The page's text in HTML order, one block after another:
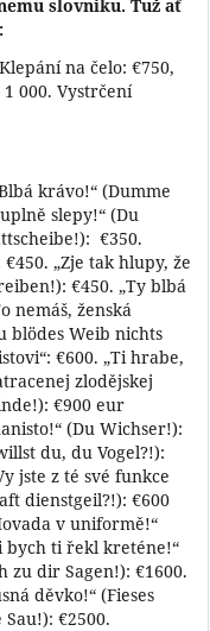
slovniku. Tuž ať
na čelo: €750,
000. Vystrčení
krávo!“ (Dumme
slepy!“ (Du
€350.
„Zje tak hlupy, že
€450. „Ty blbá
nemáš, ženská
blödes Weib nichts
€600. „Ti hrabe,
zlodějskej
€900 eur
(Du Wichser!):
du, du Vogel?!):
jste z té své funkce
dienstgeil?!): €600
v uniformě!“
bych ti řekl kreténe!“
zu dir Sagen!): €1600.
děvko!“ (Fieses
€2500.